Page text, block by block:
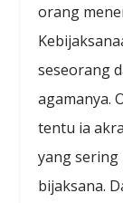
orang
seseorang
agamanya.
tentu ia
yang
bijaksana.